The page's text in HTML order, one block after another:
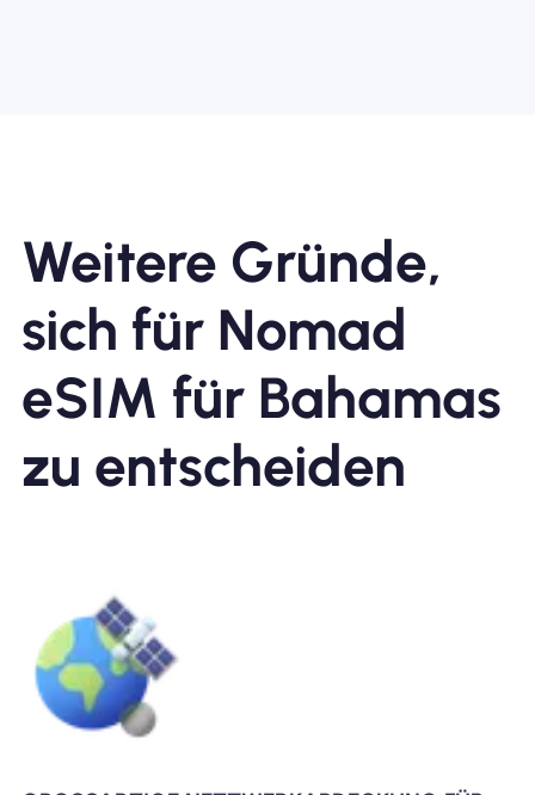
Weitere Gründe,
sich für Nomad
eSIM für Bahamas
zu entscheiden